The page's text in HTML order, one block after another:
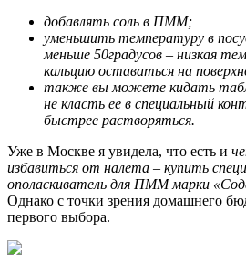
добавлять соль в ПММ;
уменьшить температуру в
меньше 50градусов – низкая
кальцию оставаться на
также вы можете кидать
не класть ее в специальный
быстрее растворяться.
Уже в Москве я увидела, что есть и
избавиться от налета – купить
ополаскиватель для ПММ марки
Однако с точки зрения домашнего
первого выбора.